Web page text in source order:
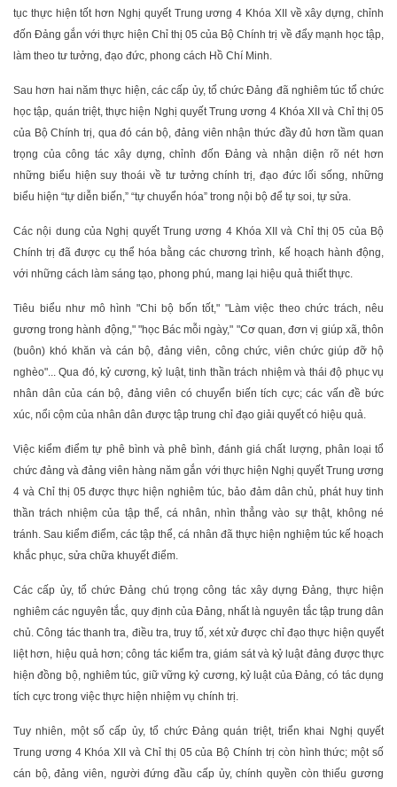
tục thực hiện tốt hơn Nghị quyết Trung ương 4 Khóa XII về xây dựng, chỉnh
đốn Đảng gắn với thực hiện Chỉ thị 05 của Bộ Chính trị về đẩy mạnh học tập,
làm theo tư tưởng, đạo đức, phong cách Hồ Chí Minh.
Sau hơn hai năm thực hiện, các cấp ủy, tổ chức Đảng đã nghiêm túc tổ chức
học tập, quán triệt, thực hiện Nghị quyết Trung ương 4 Khóa XII và Chỉ thị 05
của Bộ Chính trị, qua đó cán bộ, đảng viên nhận thức đầy đủ hơn tầm quan
trọng của công tác xây dựng, chỉnh đốn Đảng và nhận diện rõ nét hơn
những biểu hiện suy thoái về tư tưởng chính trị, đạo đức lối sống, những
biểu hiện “tự diễn biến,” “tự chuyển hóa” trong nội bộ để tự soi, tự sửa.
Các nội dung của Nghị quyết Trung ương 4 Khóa XII và Chỉ thị 05 của Bộ
Chính trị đã được cụ thể hóa bằng các chương trình, kế hoạch hành động,
với những cách làm sáng tạo, phong phú, mang lại hiệu quả thiết thực.
Tiêu biểu như mô hình "Chi bộ bốn tốt," "Làm việc theo chức trách, nêu
gương trong hành động," "học Bác mỗi ngày," "Cơ quan, đơn vị giúp xã, thôn
(buôn) khó khăn và cán bộ, đảng viên, công chức, viên chức giúp đỡ hộ
nghèo"... Qua đó, kỷ cương, kỷ luật, tinh thần trách nhiệm và thái độ phục vụ
nhân dân của cán bộ, đảng viên có chuyển biến tích cực; các vấn đề bức
xúc, nổi cộm của nhân dân được tập trung chỉ đạo giải quyết có hiệu quả.
Việc kiểm điểm tự phê bình và phê bình, đánh giá chất lượng, phân loại tổ
chức đảng và đảng viên hàng năm gắn với thực hiện Nghị quyết Trung ương
4 và Chỉ thị 05 được thực hiện nghiêm túc, bảo đảm dân chủ, phát huy tinh
thần trách nhiệm của tập thể, cá nhân, nhìn thẳng vào sự thật, không né
tránh. Sau kiểm điểm, các tập thể, cá nhân đã thực hiện nghiệm túc kế hoạch
khắc phục, sửa chữa khuyết điểm.
Các cấp ủy, tổ chức Đảng chú trọng công tác xây dựng Đảng, thực hiện
nghiêm các nguyên tắc, quy định của Đảng, nhất là nguyên tắc tập trung dân
chủ. Công tác thanh tra, điều tra, truy tố, xét xử được chỉ đạo thực hiện quyết
liệt hơn, hiệu quả hơn; công tác kiểm tra, giám sát và kỷ luật đảng được thực
hiện đồng bộ, nghiêm túc, giữ vững kỷ cương, kỷ luật của Đảng, có tác dụng
tích cực trong việc thực hiện nhiệm vụ chính trị.
Tuy nhiên, một số cấp ủy, tổ chức Đảng quán triệt, triển khai Nghị quyết
Trung ương 4 Khóa XII và Chỉ thị 05 của Bộ Chính trị còn hình thức; một số
cán bộ, đảng viên, người đứng đầu cấp ủy, chính quyền còn thiếu gương